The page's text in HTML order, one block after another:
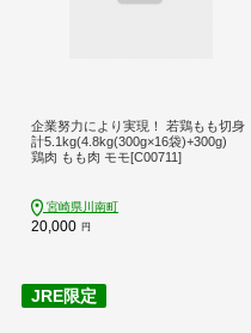
企業努力により実現！ 若鶏もも切身
計5.1kg(4.8kg(300g×16袋)+300g)
鶏肉 もも肉 モモ[C00711]
宮崎県川南町
20,000 円